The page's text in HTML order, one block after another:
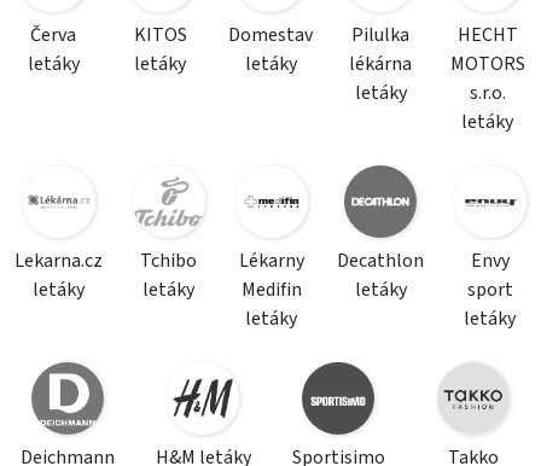
Červa
letáky
KITOS
letáky
Domestav
letáky
Pilulka
lékárna
letáky
HECHT
MOTORS
s.r.o.
letáky
Lekarna.cz
letáky
Tchibo
letáky
Lékarny
Medifin
letáky
Decathlon
letáky
Envy
sport
letáky
Deichmann
H&M letáky
Sportisimo
Takko